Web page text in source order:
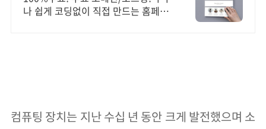
나 쉽게 코딩없이 직접 만드는 홈페이
컴퓨팅 장치는 지난 수십 년 동안 크게 발전했으며 소